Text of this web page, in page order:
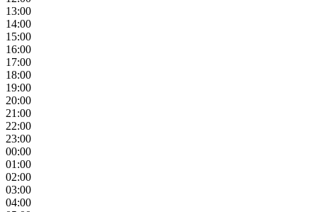
13:00
14:00
15:00
16:00
17:00
18:00
19:00
20:00
21:00
22:00
23:00
00:00
01:00
02:00
03:00
04:00